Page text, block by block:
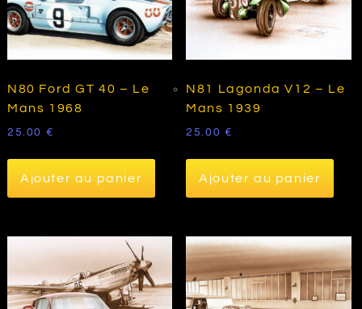
N80 Ford GT 40 – Le
Mans 1968
25.00 €
Ajouter au panier
N81 Lagonda V12 – Le
Mans 1939
25.00 €
Ajouter au panier